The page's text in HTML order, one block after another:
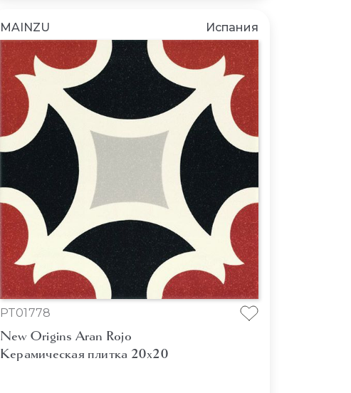
MAINZU Испания
PT01778
New Origins Aran Rojo
Керамическая плитка 20x20